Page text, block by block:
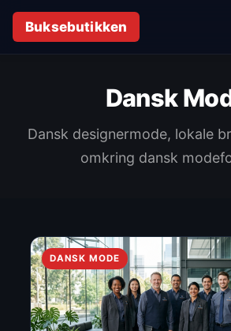
Buksebutikken
Dansk
Dansk designermode, lokale
omkring dansk
DANSK MODE